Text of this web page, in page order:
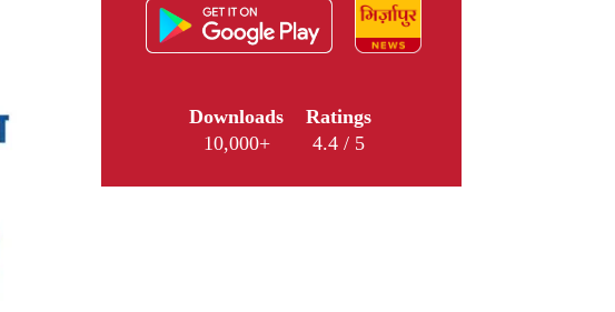
Downloads
10,000+
Ratings
4.4 / 5